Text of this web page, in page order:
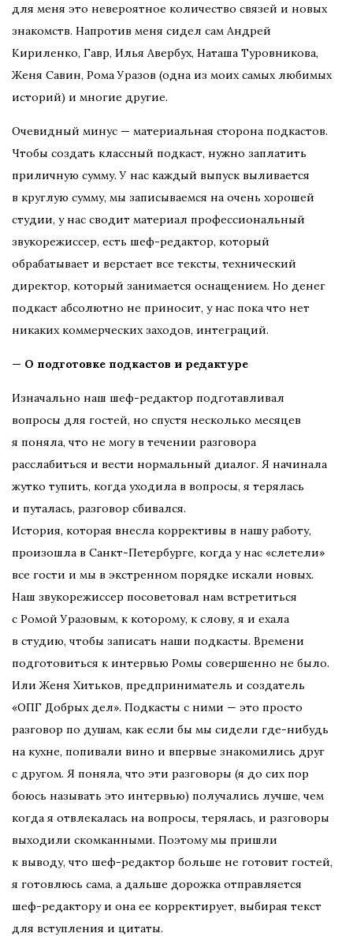
для меня это невероятное количество связей и новых
знакомств. Напротив меня сидел сам Андрей
Кириленко, Гавр, Илья Авербух, Наташа Туровникова,
Женя Савин, Рома Уразов (одна из моих самых любимых
историй) и многие другие.
Очевидный минус — материальная сторона подкастов.
Чтобы создать классный подкаст, нужно заплатить
приличную сумму. У нас каждый выпуск выливается
в круглую сумму, мы записываемся на очень хорошей
студии, у нас сводит материал профессиональный
звукорежиссер, есть шеф-редактор, который
обрабатывает и верстает все тексты, технический
директор, который занимается оснащением. Но денег
подкаст абсолютно не приносит, у нас пока что нет
никаких коммерческих заходов, интеграций.
— О подготовке подкастов и редактуре
Изначально наш шеф-редактор подготавливал
вопросы для гостей, но спустя несколько месяцев
я поняла, что не могу в течении разговора
расслабиться и вести нормальный диалог. Я начинала
жутко тупить, когда уходила в вопросы, я терялась
и путалась, разговор сбивался.
История, которая внесла коррективы в нашу работу,
произошла в Санкт-Петербурге, когда у нас «слетели»
все гости и мы в экстренном порядке искали новых.
Наш звукорежиссер посоветовал нам встретиться
с Ромой Уразовым, к которому, к слову, я и ехала
в студию, чтобы записать наши подкасты. Времени
подготовиться к интервью Ромы совершенно не было.
Или Женя Хитьков, предприниматель и создатель
«ОПГ Добрых дел». Подкасты с ними — это просто
разговор по душам, как если бы мы сидели где-нибудь
на кухне, попивали вино и впервые знакомились друг
с другом. Я поняла, что эти разговоры (я до сих пор
боюсь называть это интервью) получались лучше, чем
когда я отвлекалась на вопросы, терялась, и разговоры
выходили скомканными. Поэтому мы пришли
к выводу, что шеф-редактор больше не готовит гостей,
я готовлюсь сама, а дальше дорожка отправляется
шеф-редактору и она ее корректирует, выбирая текст
для вступления и цитаты.